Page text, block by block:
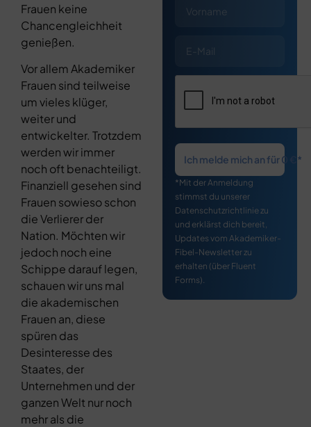
Frauen keine
Chancengleichheit
genießen.
Vor allem Akademiker
Frauen sind teilweise
um vieles klüger,
weiter und
entwickelter. Trotzdem
werden wir immer
noch oft benachteiligt.
Finanziell gesehen sind
Frauen sowieso schon
die Verlierer der
Nation. Möchten wir
jedoch noch eine
Schippe darauf legen,
schauen wir uns mal
die akademischen
Frauen an, diese
spüren das
Desinteresse des
Staates, der
Unternehmen und der
ganzen Welt nur noch
mehr als die
Ich melde mich an für 0 €*
*Mit der Anmeldung
stimmst du unserer
Datenschutzrichtlinie zu
und erklärst dich bereit,
Updates vom Akademiker-
Fibel-Newsletter zu
erhalten (über Fluent
Forms).